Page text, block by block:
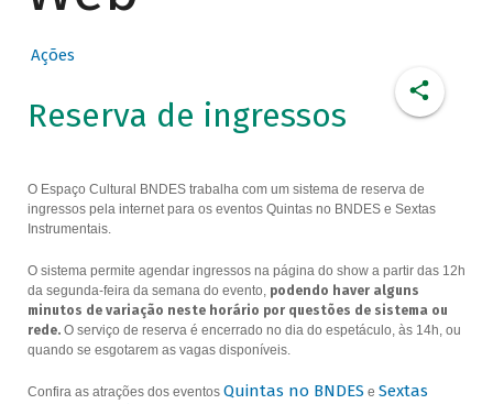
Ações
Reserva de ingressos
O Espaço Cultural BNDES trabalha com um sistema de reserva de
ingressos pela internet para os eventos Quintas no BNDES e Sextas
Instrumentais.
O sistema permite agendar ingressos na página do show a partir das 12h
da segunda-feira da semana do evento, podendo haver alguns
minutos de variação neste horário por questões de sistema ou
rede.O serviço de reserva é encerrado no dia do espetáculo, às 14h, ou
quando se esgotarem as vagas disponíveis.
Confira as atrações dos eventos Quintas no BNDES e Sextas